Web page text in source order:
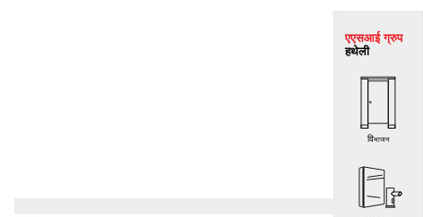
एएसआईग्रुप
हथेली
विभाजन